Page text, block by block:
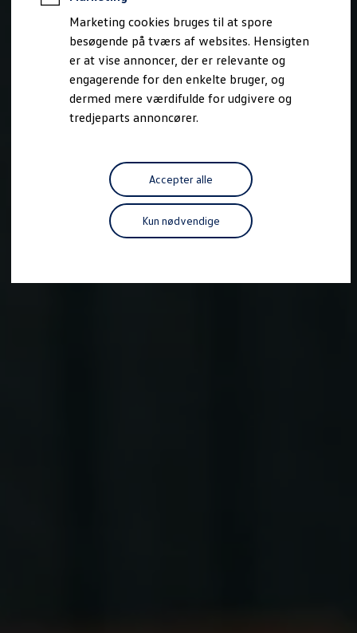
Marketing cookies bruges til at spore
besøgende på tværs af websites. Hensigten
er at vise annoncer, der er relevante og
engagerende for den enkelte bruger, og
dermed mere værdifulde for udgivere og
tredjeparts annoncører.
Accepter alle
Kun nødvendige
Digitale ekstrafunktioner
Se tjenesterne til din model
Volkswagen-apps, login og shop
Forbind mobiltelefonen med bilen
Opdateringer til software, kort og radio
Fleet Interface Data
MinVolkswagen
Digital instruktionsbog
Tilbehør
Fordele ved at vælge autoriseret værksted til din
Om Volkswagen
Nyheder
Tilmeld nyhedsbrev
Pressemeddelser
Kalenderbillede